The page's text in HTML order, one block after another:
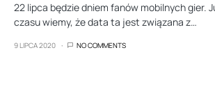
22 lipca będzie dniem fanów mobilnych gier.
czasu wiemy, że data ta jest związana z…
9 LIPCA 2020 NO COMMENTS